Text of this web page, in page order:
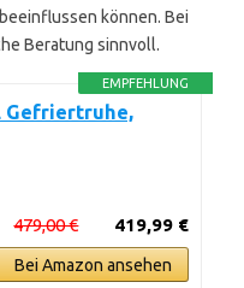
können. Bei
Beratung sinnvoll.
EMPFEHLUNG
Gefriertruhe,
419,99 €
479,00 €
Bei Amazon ansehen